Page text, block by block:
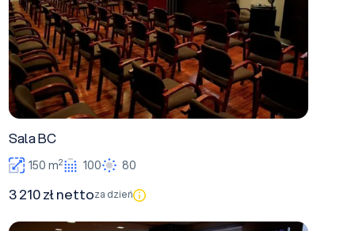
Sala BC
150 m2 100 80
3 210 zł nettoza dzień